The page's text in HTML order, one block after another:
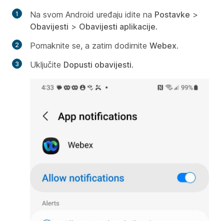
Na svom Android uređaju idite na Postavke >
Obavijesti > Obavijesti aplikacije.
Pomaknite se, a zatim dodirnite Webex.
Uključite Dopusti obavijesti.